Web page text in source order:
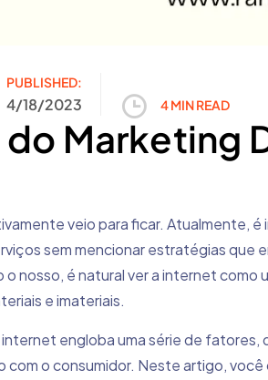
PUBLISHED:
4/18/2023 4 MIN READ
Marketing
veio para ficar. Atualmente, é
sem mencionar estratégias que
o nosso, é natural ver a internet como
e imateriais.
internet engloba uma série de
o consumidor. Neste artigo, você